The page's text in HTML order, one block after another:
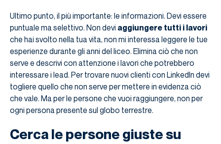
Ultimo punto, il più importante: le informazioni. Devi essere
puntuale ma selettivo. Non devi aggiungere tutti i lavori
che hai svolto nella tua vita, non mi interessa leggere le tue
esperienze durante gli anni del liceo. Elimina ciò che non
serve e descrivi con attenzione i lavori che potrebbero
interessare i lead. Per trovare nuovi clienti con LinkedIn devi
togliere quello che non serve per mettere in evidenza ciò
che vale. Ma per le persone che vuoi raggiungere, non per
ogni persona presente sul globo terrestre.
Cerca le persone giuste su